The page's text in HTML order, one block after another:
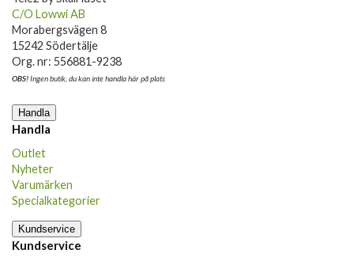
C/O Lowwi AB
Morabergsvägen 8
15242 Södertälje
Org. nr: 556881-9238
OBS!Ingen butik, du kan inte handla här på plats
Handla
Handla
Outlet
Nyheter
Varumärken
Specialkategorier
Kundservice
Kundservice